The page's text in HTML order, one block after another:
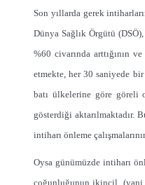
Son yıllarda gerek
Dünya Sağlık Örgütü
%60 civarında arttığının
etmekte, her 30 saniyede
batı ülkelerine göre göreli
gösterdiği aktarılmaktadır.
intiharı önleme
Oysa günümüzde intiharı
çoğunluğunun ikincil, (yani